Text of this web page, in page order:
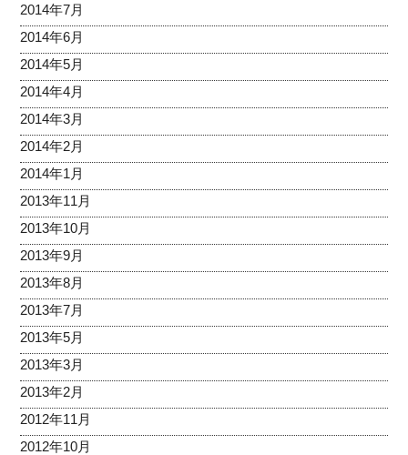
2014年7月
2014年6月
2014年5月
2014年4月
2014年3月
2014年2月
2014年1月
2013年11月
2013年10月
2013年9月
2013年8月
2013年7月
2013年5月
2013年3月
2013年2月
2012年11月
2012年10月